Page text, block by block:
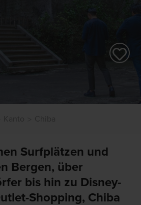
Surfplätzen und
Bergen, über
bis hin zu Disney-
Shopping, Chiba